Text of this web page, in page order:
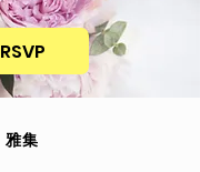
RSVP
雅集